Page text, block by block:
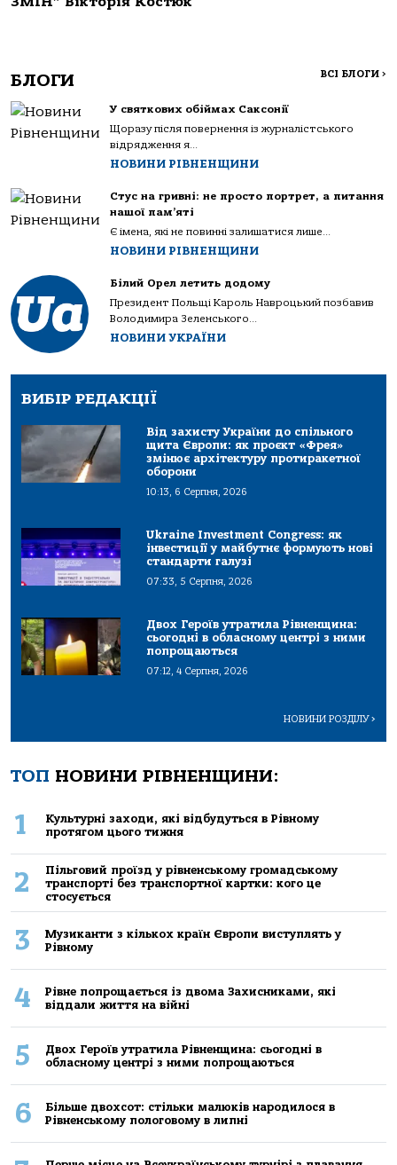
БЛОГИ ВСІ БЛОГИ >
У святкових обіймах Саксонії
Щоразу після повернення із журналістського
відрядження я...
НОВИНИ РІВНЕНЩИНИ
Стус на гривні: не просто портрет, а питання
нашої пам’яті
Є імена, які не повинні залишатися лише...
НОВИНИ РІВНЕНЩИНИ
Білий Орел летить додому
Президент Польщі Кароль Навроцький позбавив
Володимира Зеленського...
НОВИНИ УКРАЇНИ
ВИБІР РЕДАКЦІЇ
Від захисту України до спільного
щита Європи: як проєкт «Фрея»
змінює архітектуру протиракетної
оборони
10:13, 6 Серпня, 2026
Ukraine Investment Congress: як
інвестиції у майбутнє формують нові
стандарти галузі
07:33, 5 Серпня, 2026
Двох Героїв утратила Рівненщина:
сьогодні в обласному центрі з ними
попрощаються
07:12, 4 Серпня, 2026
НОВИНИ РОЗДІЛУ>
ТОП НОВИНИ РІВНЕНЩИНИ:
1
Культурні заходи, які відбудуться в Рівному
протягом цього тижня
2
Пільговий проїзд у рівненському громадському
транспорті без транспортної картки: кого це
стосується
3
Музиканти з кількох країн Європи виступлять у
Рівному
4
Рівне попрощається із двома Захисниками, які
віддали життя на війні
5
Двох Героїв утратила Рівненщина: сьогодні в
обласному центрі з ними попрощаються
6
Більше двохсот: стільки малюків народилося в
Рівненському пологовому в липні